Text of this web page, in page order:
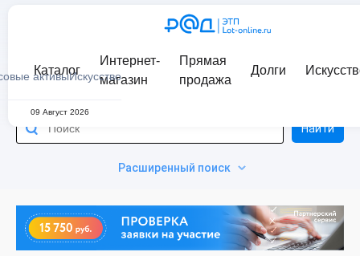
активыИскусство
Каталог
Интернет-
магазин
Прямая
продажа
Долги
09 Август 2026
Расширенный поиск
Найти